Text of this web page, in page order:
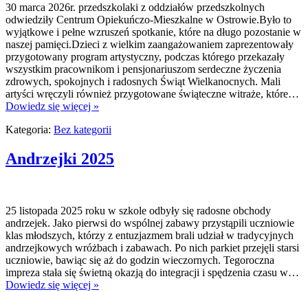
30 marca 2026r. przedszkolaki z oddziałów przedszkolnych
odwiedziły Centrum Opiekuńczo-Mieszkalne w Ostrowie.Było to
wyjątkowe i pełne wzruszeń spotkanie, które na długo pozostanie w
naszej pamięci.Dzieci z wielkim zaangażowaniem zaprezentowały
przygotowany program artystyczny, podczas którego przekazały
wszystkim pracownikom i pensjonariuszom serdeczne życzenia
zdrowych, spokojnych i radosnych Świąt Wielkanocnych. Mali
artyści wręczyli również przygotowane świąteczne witraże, które…
Dowiedz się więcej »
Kategoria: Bez kategorii
Andrzejki 2025
25 listopada 2025 roku w szkole odbyły się radosne obchody
andrzejek. Jako pierwsi do wspólnej zabawy przystąpili uczniowie
klas młodszych, którzy z entuzjazmem brali udział w tradycyjnych
andrzejkowych wróżbach i zabawach. Po nich parkiet przejęli starsi
uczniowie, bawiąc się aż do godzin wieczornych. Tegoroczna
impreza stała się świetną okazją do integracji i spędzenia czasu w…
Dowiedz się więcej »